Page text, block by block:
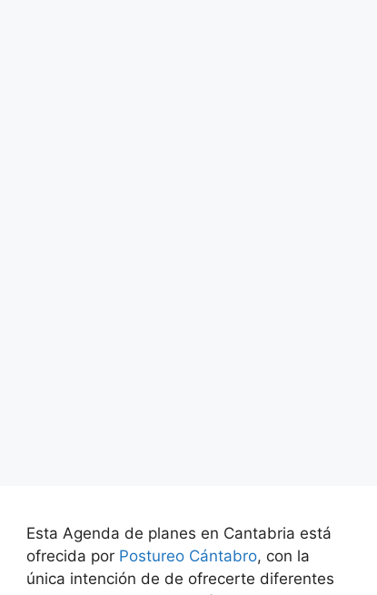
Esta Agenda de planes en Cantabria está
ofrecida por Postureo Cántabro, con la
única intención de de ofrecerte diferentes